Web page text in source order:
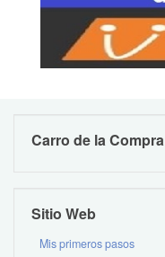
Carro de la Compra
Sitio Web
Mis primeros pasos